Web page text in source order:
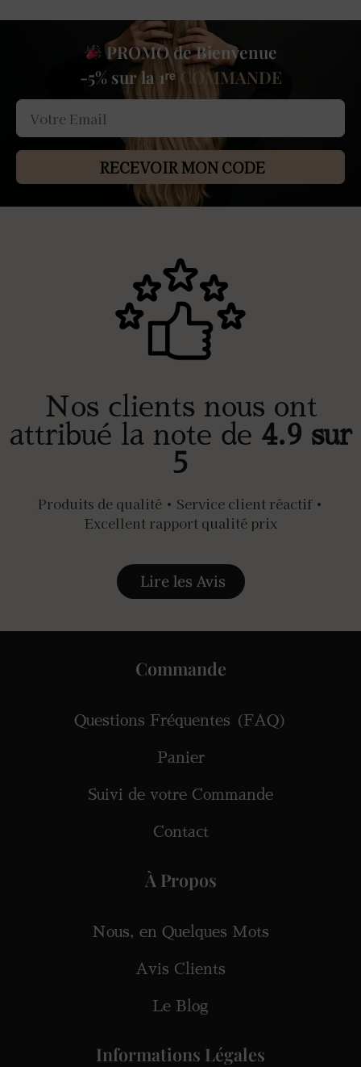
PROMO de Bienvenue
-5% sur la 1ʳᵉ COMMANDE
RECEVOIR MON CODE
Nos clients nous ont
attribué la note de 4.9 sur
5
Produits de qualité • Service client réactif •
Excellent rapport qualité prix
Lire les Avis
Commande
Questions Fréquentes (FAQ)
Panier
Suivi de votre Commande
Contact
À Propos
Nous, en Quelques Mots
Avis Clients
Le Blog
Informations Légales